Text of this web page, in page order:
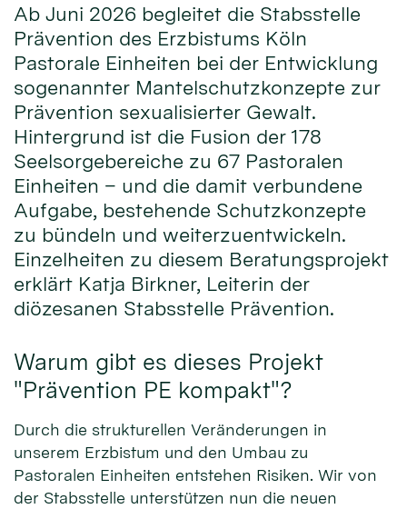
Ab Juni 2026 begleitet die Stabsstelle
Prävention des Erzbistums Köln
Pastorale Einheiten bei der Entwicklung
sogenannter Mantelschutzkonzepte zur
Prävention sexualisierter Gewalt.
Hintergrund ist die Fusion der 178
Seelsorgebereiche zu 67 Pastoralen
Einheiten – und die damit verbundene
Aufgabe, bestehende Schutzkonzepte
zu bündeln und weiterzuentwickeln.
Einzelheiten zu diesem Beratungsprojekt
erklärt Katja Birkner, Leiterin der
diözesanen Stabsstelle Prävention.
Warum gibt es dieses Projekt
"Prävention PE kompakt"?
Durch die strukturellen Veränderungen in
unserem Erzbistum und den Umbau zu
Pastoralen Einheiten entstehen Risiken. Wir von
der Stabsstelle unterstützen nun die neuen